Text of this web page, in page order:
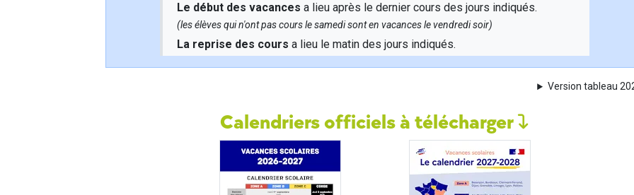
Le début des vacances a lieu après le dernier cours des jours indiqués.
(les élèves qui n'ont pas cours le samedi sont en vacances le vendredi soir)
La reprise des cours a lieu le matin des jours indiqués.
Version tableau
Calendriers officiels à télécharger